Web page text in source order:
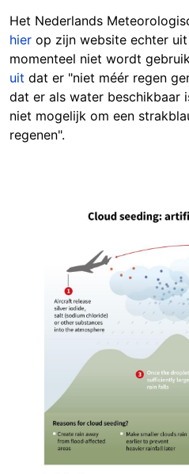
Het Nederlands
hier op zijn website echter
momenteel niet wordt
uit dat er "niet méér regen
dat er als water beschikbaar
niet mogelijk om een
regenen".